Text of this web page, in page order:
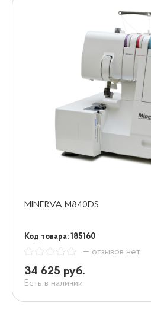
MINERVA M840DS
Код товара: 185160
— отзывов нет
34 625 руб.
Есть в наличии